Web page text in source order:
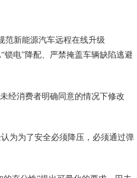
范新能源汽车远程在线升级
锁电”降配、严禁掩盖车辆缺陷逃避
经消费者明确同意的情况下修改
为为了安全必须降压，必须通过弹